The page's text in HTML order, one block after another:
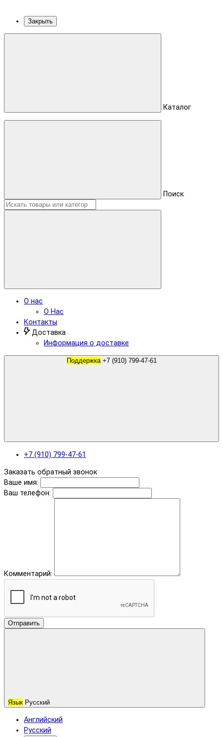
Закрыть
Каталог
Поиск
О нас
О Нас
Контакты
Доставка
Информация о доставке
Поддержка +7 (910) 799-47-61
+7 (910) 799-47-61
Заказать обратный звонок
Ваше имя:
Ваш телефон:
Комментарий:
Отправить
Язык Русский
Английский
Русский